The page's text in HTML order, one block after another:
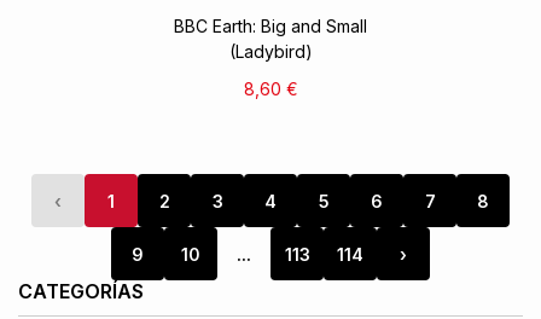
BBC Earth: Big and Small
(Ladybird)
8,60 €
‹ 1 2 3 4 5 6 7 8
9 10 ... 113 114 ›
CATEGORÍAS